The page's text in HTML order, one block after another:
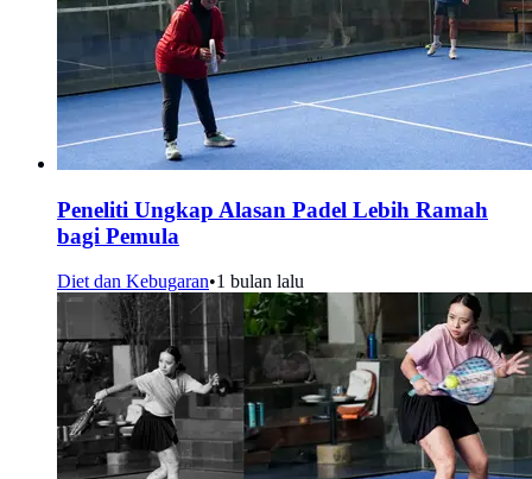
Peneliti Ungkap Alasan Padel Lebih Ramah
bagi Pemula
Diet dan Kebugaran•1 bulan lalu